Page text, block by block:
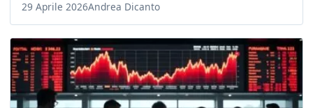
29 Aprile 2026Andrea Dicanto